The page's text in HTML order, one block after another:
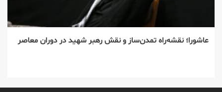
عاشورا؛ نقشه‌راه تمدن‌ساز و نقش رهبر شهید در دوران معاصر